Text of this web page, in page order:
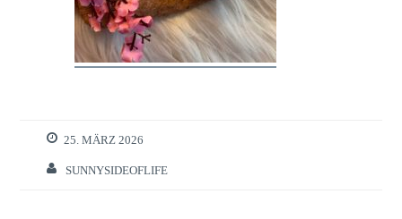
25. MÄRZ 2026
SUNNYSIDEOFLIFE